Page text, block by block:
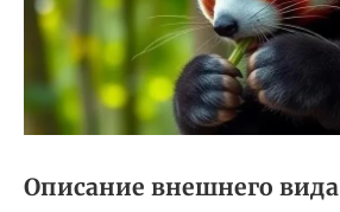
Описание внешнего вида